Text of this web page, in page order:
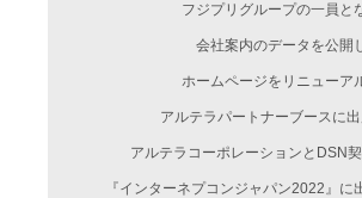
フジプリグループの一員と
会社案内のデータを公開
ホームページをリニューア
アルテラパートナーブースに
アルテラコーポレーションとDSN
『インターネプコンジャパン2022』